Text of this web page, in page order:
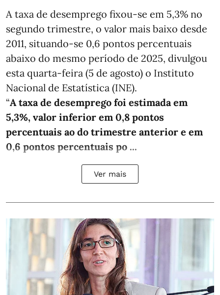
A taxa de desemprego fixou-se em 5,3% no
segundo trimestre, o valor mais baixo desde
2011, situando-se 0,6 pontos percentuais
abaixo do mesmo período de 2025, divulgou
esta quarta-feira (5 de agosto) o Instituto
Nacional de Estatística (INE).
“A taxa de desemprego foi estimada em
5,3%, valor inferior em 0,8 pontos
percentuais ao do trimestre anterior e em
0,6 pontos percentuais po ...
Ver mais